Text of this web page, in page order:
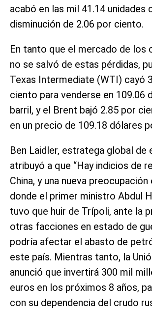
acabó en las mil 41.14 unidades
disminución de 2.06 por ciento.
En tanto que el mercado de los
no se salvó de estas pérdidas,
Texas Intermediate (WTI) cayó
ciento para venderse en 109.06
barril, y el Brent bajó 2.85 por
en un precio de 109.18 dólares
Ben Laidler, estratega global de
atribuyó a que “Hay indicios de
China, y una nueva preocupación
donde el primer ministro Abdul
tuvo que huir de Trípoli, ante la
otras facciones en estado de
podría afectar el abasto de
este país. Mientras tanto, la
anunció que invertirá 300 mil
euros en los próximos 8 años,
con su dependencia del crudo